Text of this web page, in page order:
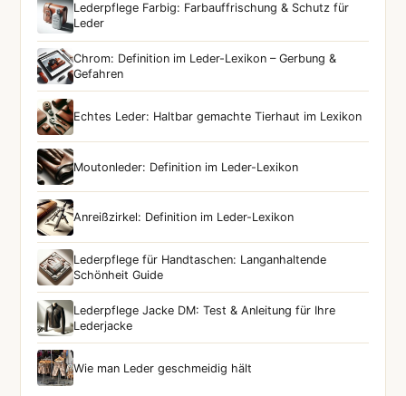
Lederpflege Farbig: Farbauffrischung & Schutz für
Leder
Chrom: Definition im Leder-Lexikon – Gerbung &
Gefahren
Echtes Leder: Haltbar gemachte Tierhaut im Lexikon
Moutonleder: Definition im Leder-Lexikon
Anreißzirkel: Definition im Leder-Lexikon
Lederpflege für Handtaschen: Langanhaltende
Schönheit Guide
Lederpflege Jacke DM: Test & Anleitung für Ihre
Lederjacke
Wie man Leder geschmeidig hält